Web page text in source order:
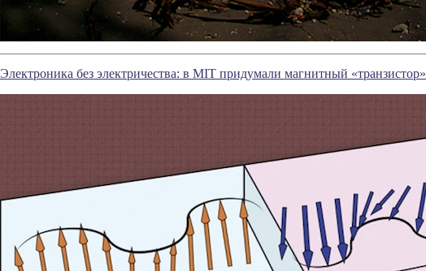
Электроника без электричества: в MIT придумали магнитный «транзистор»